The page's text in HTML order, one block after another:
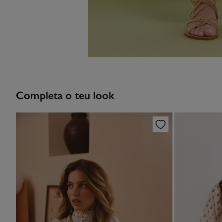
Completa o teu look